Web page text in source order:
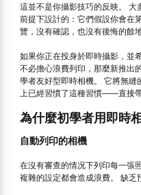
這並不是你攝影技巧的反映。
前提下設計的：它們假設你會在
覽，沒有確認，也沒有後悔的餘地
如果你正在投身於即時攝影，並
不必擔心浪費列印，那麼新推出
學者友好型即時相機。 它將無
上已經習慣了這種習慣——直接
為什麼初學者用即時
自動列印的相機
在沒有審查的情况下列印每一張
複雜的設定都會造成浪費。 缺乏